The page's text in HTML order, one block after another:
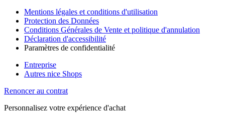
Mentions légales et conditions d'utilisation
Protection des Données
Conditions Générales de Vente et politique d'annulation
Déclaration d'accessibilité
Paramètres de confidentialité
Entreprise
Autres nice Shops
Renoncer au contrat
Personnalisez votre expérience d'achat